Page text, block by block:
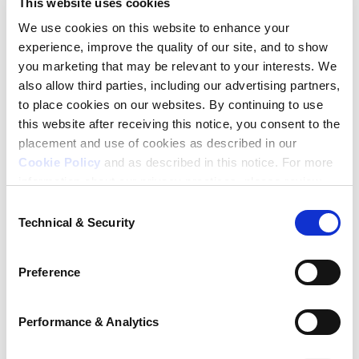
We use cookies on this website to enhance your
experience, improve the quality of our site, and to show
you marketing that may be relevant to your interests. We
also allow third parties, including our advertising partners,
to place cookies on our websites. By continuing to use
this website after receiving this notice, you consent to the
placement and use of cookies as described in our
Cookie Policy and as described in this notice. For more
Additional Privacy Options
address on our website (either to log in to your account,
of activity that requires the sharing of your email address
with us), we may share information that we collect from
Selection
Technical & Security
Preference
Performance & Analytics
decidir si quiere quedarse con el resultado o
cancelarlo. Si usted no toma acción en esos seis días,
su resultado se quedará como parte permanente de
su expediente y será reportado a las escuelas de
derecho a las que usted solicitó admisión . Para más
información, visite nuestro sitio de Score Preview.
Reporte de resultados
Los resultados del LSAT—Puerto Rico serán
miércoles, 10 de marzo de 2027.